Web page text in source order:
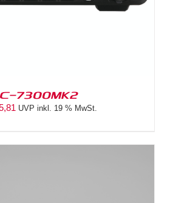
7300MK2
UVP inkl. 19 % MwSt.